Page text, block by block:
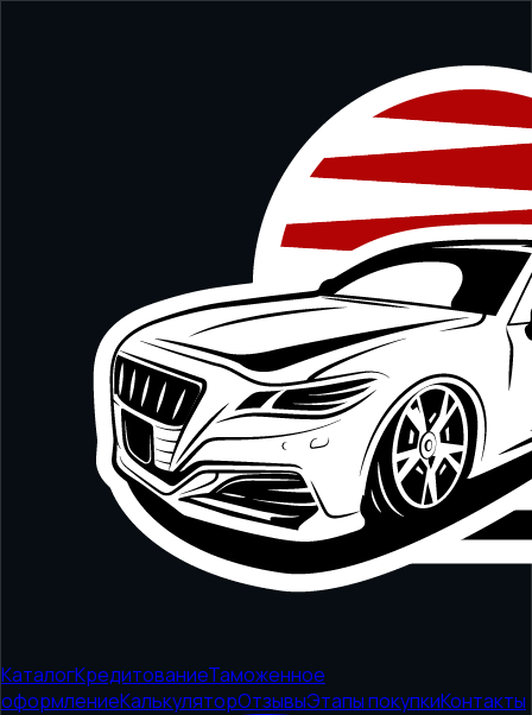
КаталогКредитованиеТаможенное
оформлениеКалькуляторОтзывыЭтапы покупкиКонтакты